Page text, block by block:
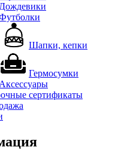
Дождевики
Шапки, кепки
Гермосумки
Аксессуары
сертификаты